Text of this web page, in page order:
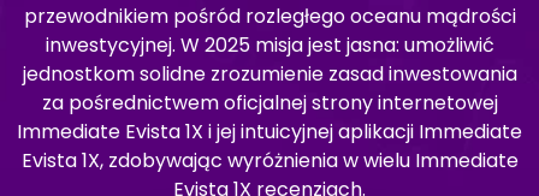
przewodnikiem pośród rozległego oceanu mądrości
inwestycyjnej. W 2025 misja jest jasna: umożliwić
jednostkom solidne zrozumienie zasad inwestowania
za pośrednictwem oficjalnej strony internetowej
Immediate Evista 1X i jej intuicyjnej aplikacji Immediate
Evista 1X, zdobywając wyróżnienia w wielu Immediate
Evista 1X recenzjach.